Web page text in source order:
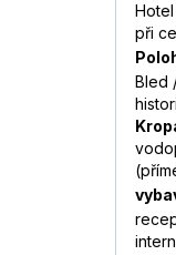
při
Bled